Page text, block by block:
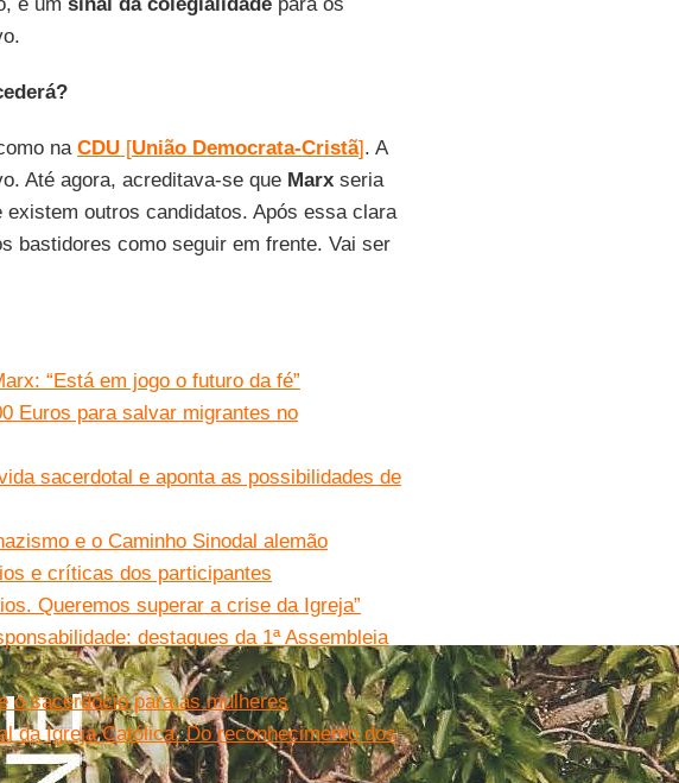
na CDU[União Democrata-Cristã]. A
Até agora, acreditava-se que Marxseria
outros candidatos. Após essa clara
bastidores como seguir em frente. Vai ser
“Está em jogo o futuro da fé”
Euros para salvar migrantes no
sacerdotal e aponta as possibilidades de
e o Caminho Sinodal alemão
e críticas dos participantes
Queremos superar a crise da Igreja”
destaques da 1ª Assembleia
o sacerdócio para as mulheres
da Igreja Católica. Do reconhecimento dos